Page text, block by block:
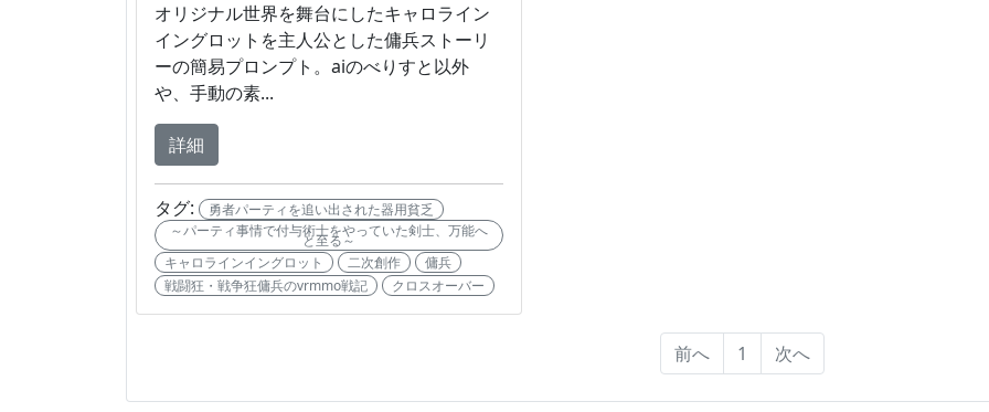
オリジナル世界を舞台にしたキャロライン
イングロットを主人公とした傭兵ストーリ
ーの簡易プロンプト。aiのべりすと以外
や、手動の素...
詳細
タグ:
勇者パーティを追い出された器用貧乏
～パーティ事情で付与術士をやっていた剣士、万能へ
と至る～
キャロラインイングロット
二次創作
傭兵
戦闘狂・戦争狂傭兵のvrmmo戦記
クロスオーバー
前へ 1 次へ